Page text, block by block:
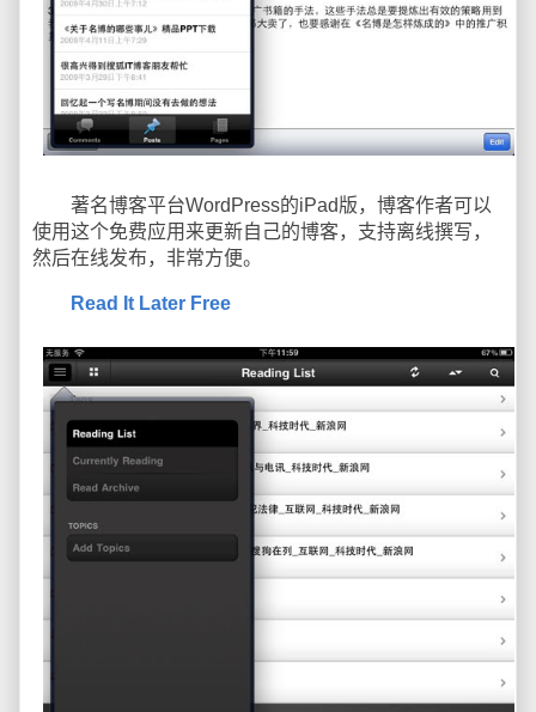
著名博客平台WordPress的iPad版，博客作者可以
使用这个免费应用来更新自己的博客，支持离线撰写，
然后在线发布，非常方便。
Read It Later Free